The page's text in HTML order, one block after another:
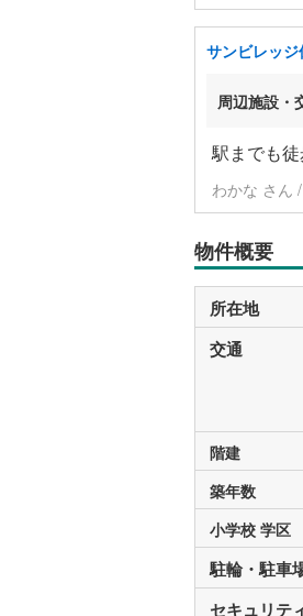
サンビレッジ
周辺施設・
駅までも
わかな さん
物件概要
所在地
交通
階建
築年数
小学校 学区
駐輪・駐車
セキュリテ